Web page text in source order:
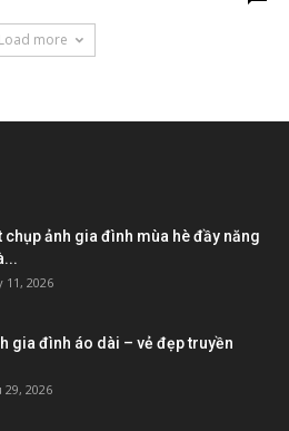
Load more
chụp ảnh gia đình mùa hè đầy năng
11, 2026
gia đình áo dài – vẻ đẹp truyền
29, 2026